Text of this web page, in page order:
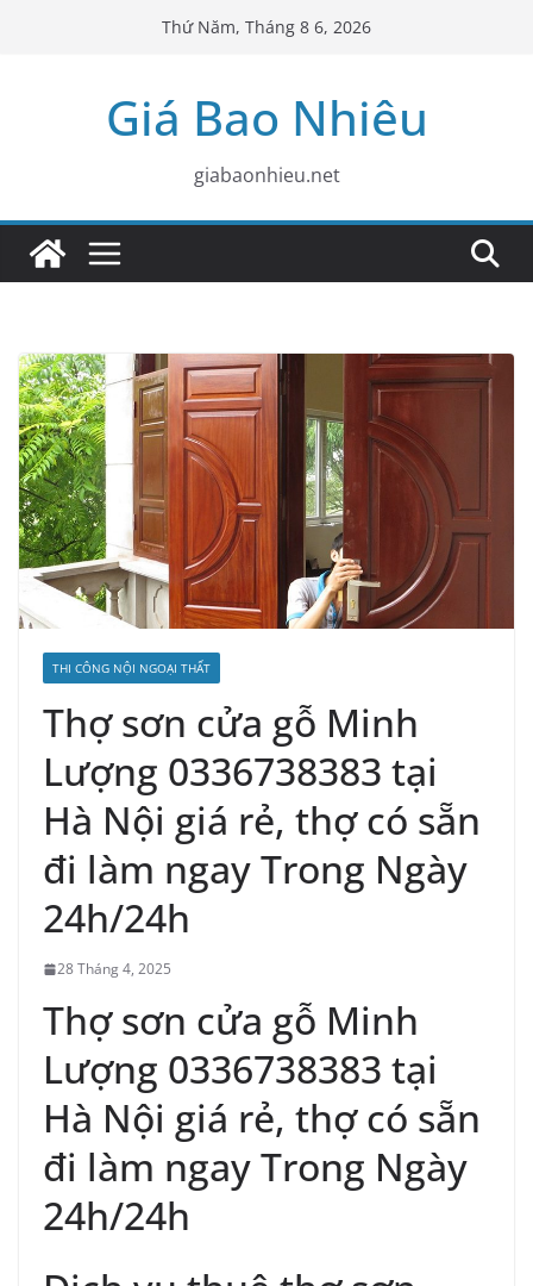
Thứ Năm, Tháng 8 6, 2026
Giá Bao Nhiêu
giabaonhieu.net
THI CÔNG NỘI NGOẠI THẤT
Thợ sơn cửa gỗ Minh
Lượng 0336738383 tại
Hà Nội giá rẻ, thợ có sẵn
đi làm ngay Trong Ngày
24h/24h
28 Tháng 4, 2025
Thợ sơn cửa gỗ Minh
Lượng 0336738383 tại
Hà Nội giá rẻ, thợ có sẵn
đi làm ngay Trong Ngày
24h/24h